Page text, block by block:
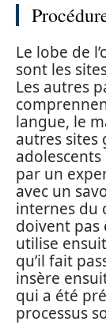
Le lobe de
sont les
Les autres
langue, le
autres sites
par un
avec un
internes du
doivent pas
utilise
qu’il fait
insère
qui a été
processus